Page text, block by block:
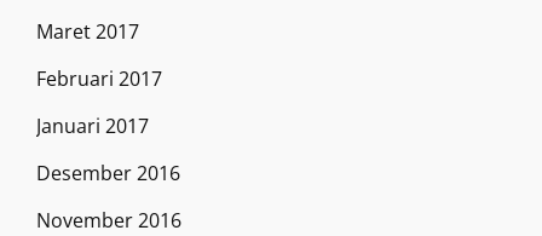
Maret 2017
Februari 2017
Januari 2017
Desember 2016
November 2016